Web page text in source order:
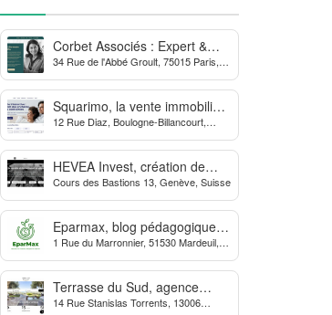
Corbet Associés : Expert &
Partenaire des Dirigeants
d’Entreprise
34 Rue de l'Abbé Groult, 75015 Paris,
Squarimo, la vente immobilière
interactive qui dynamise les
transactions
12 Rue Diaz, Boulogne-Billancourt,
HEVEA Invest, création de
société et domiciliation en
Suisse
Cours des Bastions 13, Genève, Suisse
Eparmax, blog pédagogique
sur les finances personnelles
1 Rue du Marronnier, 51530 Mardeuil,
Terrasse du Sud, agence
Immobilière à Marseille
14 Rue Stanislas Torrents, 13006